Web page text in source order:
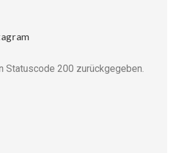
Statuscode 200 zurückgegeben.